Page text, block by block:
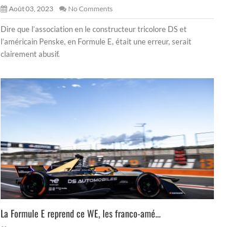
Août 03, 2023 No Comments
Dire que l’association en le constructeur tricolore DS et
l’américain Penske, en Formule E, était une erreur, serait
clairement abusif.
La Formule E reprend ce WE, les franco-amé...